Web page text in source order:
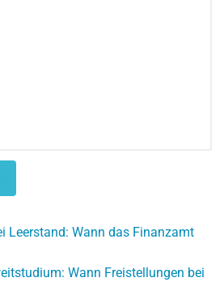
Leerstand: Wann das Finanzamt
Wann Freistellungen bei